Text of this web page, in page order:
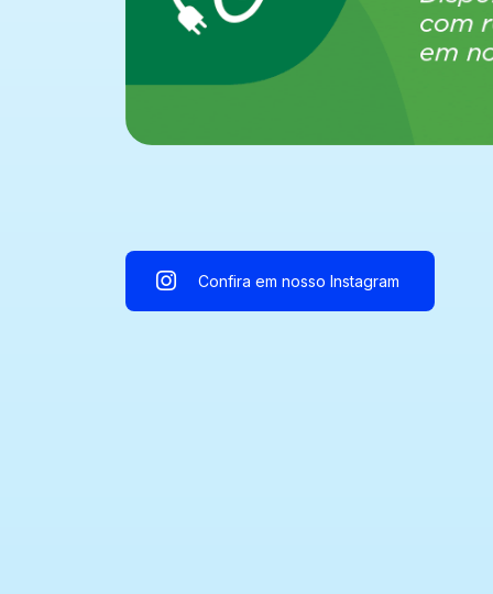
Confira em nosso Instagram